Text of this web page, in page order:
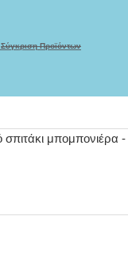
Σύγκριση Προϊόντων